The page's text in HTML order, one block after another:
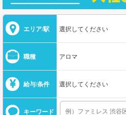
エリア/駅 選択してください
職種 アロマ
給与/条件 選択してください
キーワード